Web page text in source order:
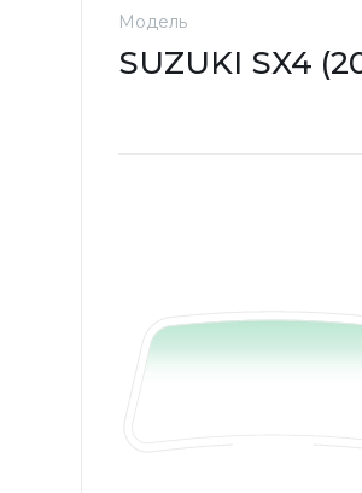
Модель
SUZUKI SX4